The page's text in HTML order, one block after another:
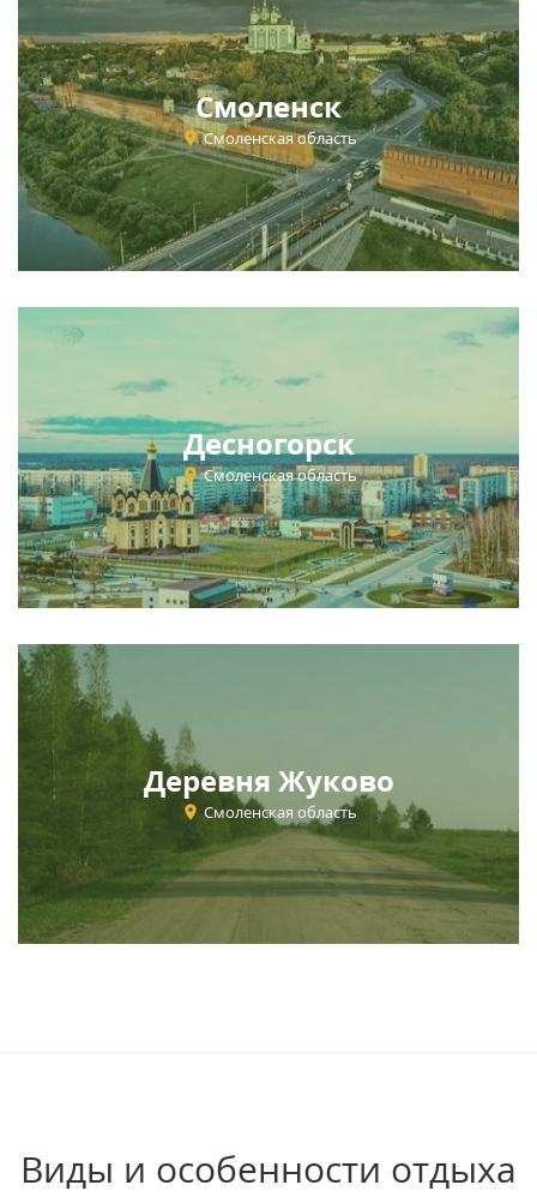
Смоленск
Смоленская область
Десногорск
Смоленская область
Деревня Жуково
Смоленская область
Виды и особенности отдыха